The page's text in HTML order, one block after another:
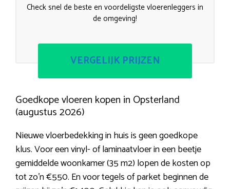
Check snel de beste en voordeligste vloerenleggers in
de omgeving!
VERGELIJK PRIJZEN
Goedkope vloeren kopen in Opsterland
(augustus 2026)
Nieuwe vloerbedekking in huis is geen goedkope
klus. Voor een vinyl- of laminaatvloer in een beetje
gemiddelde woonkamer (35 m2) lopen de kosten op
tot zo’n €550. En voor tegels of parket beginnen de